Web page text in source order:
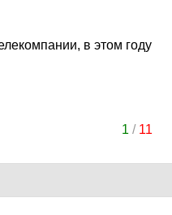
в этом году
1 / 11